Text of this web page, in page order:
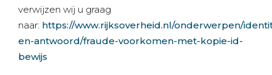
verwijzen wij u graag
naar: https://www.rijksoverheid.nl/onderwerpen/
en-antwoord/fraude-voorkomen-met-kopie-id-
bewijs